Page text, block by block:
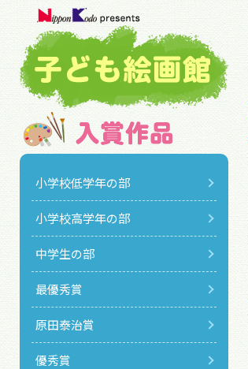
小学校低学年の部
小学校高学年の部
中学生の部
最優秀賞
原田泰治賞
優秀賞